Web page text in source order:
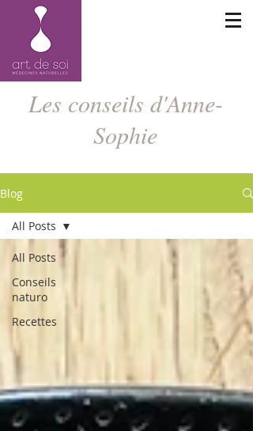
Les conseils d'Anne-
Sophie
Blog
All Posts
Conseils
naturo
Recettes
All Posts